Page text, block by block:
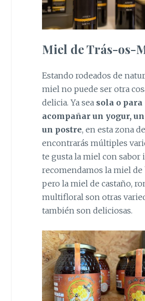
Miel de Trás-os-
Estando rodeados de
miel no puede ser otra
delicia. Ya sea sola o para
acompañar un yogur,
un postre, en esta zona
encontrarás múltiples
te gusta la miel con sabor
recomendamos la miel de
pero la miel de castaño,
multifloral son otras
también son deliciosas.